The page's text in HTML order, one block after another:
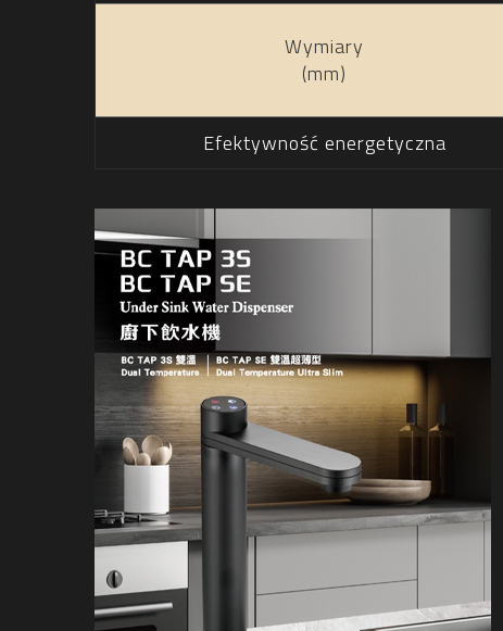
Wymiary
(mm)
Efektywność energetyczna